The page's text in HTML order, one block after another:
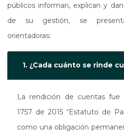
públicos informan, explican y
de su gestión, se
orientadoras:
1. ¿Cada cuánto se rinde
La rendición de cuentas
1757 de 2015 “Estatuto de
como una obligación